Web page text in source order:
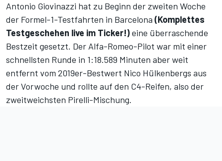
Antonio Giovinazzi hat zu Beginn der zweiten Woche
der Formel-1-Testfahrten in Barcelona (Komplettes
Testgeschehen live im Ticker!)eine überraschende
Bestzeit gesetzt. Der Alfa-Romeo-Pilot war mit einer
schnellsten Runde in 1:18.589 Minuten aber weit
entfernt vom 2019er-Bestwert Nico Hülkenbergs aus
der Vorwoche und rollte auf den C4-Reifen, also der
zweitweichsten Pirelli-Mischung.